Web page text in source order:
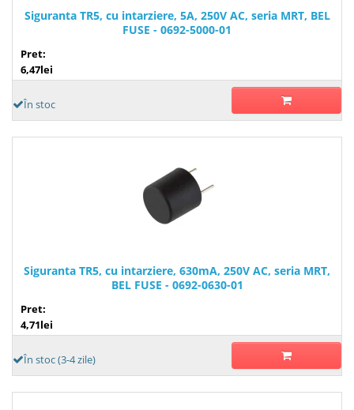
Siguranta TR5, cu intarziere, 5A, 250V AC, seria MRT, BEL
FUSE - 0692-5000-01
Pret:
6,47lei
În stoc
Siguranta TR5, cu intarziere, 630mA, 250V AC, seria MRT,
BEL FUSE - 0692-0630-01
Pret:
4,71lei
În stoc (3-4 zile)